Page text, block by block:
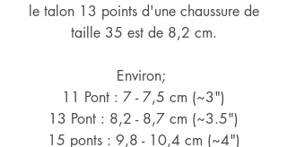
le talon 13 points d'une chaussure de
taille 35 est de 8,2 cm.
Environ;
11 Pont : 7 - 7,5 cm (~3")
13 Pont : 8,2 - 8,7 cm (~3.5")
15 ponts : 9,8 - 10,4 cm (~4")